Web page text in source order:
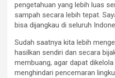
pengetahuan yang lebih luas
sampah secara lebih tepat.
bisa dijangkau di seluruh
Sudah saatnya kita lebih
hasilkan sendiri dan secara
membuang, agar dapat
menghindari pencemaran